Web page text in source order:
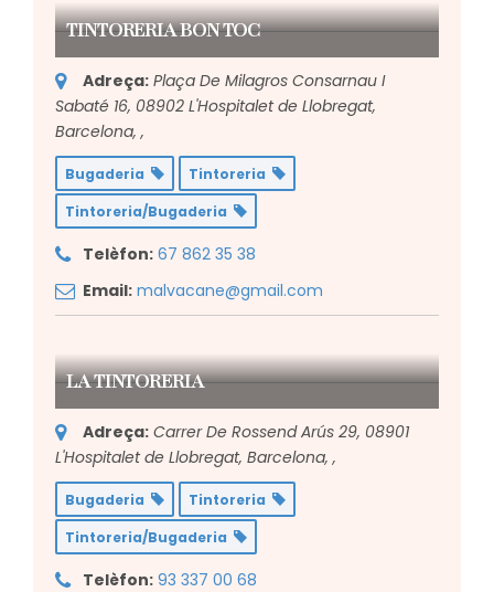
TINTORERIA BON TOC
Adreça: Plaça De Milagros Consarnau I
Sabaté 16, 08902 L'Hospitalet de Llobregat,
Barcelona, ,
Bugaderia
Tintoreria
Tintoreria/Bugaderia
Telèfon: 67 862 35 38
Email: malvacane@gmail.com
LA TINTORERIA
Adreça: Carrer De Rossend Arús 29, 08901
L'Hospitalet de Llobregat, Barcelona, ,
Bugaderia
Tintoreria
Tintoreria/Bugaderia
Telèfon: 93 337 00 68